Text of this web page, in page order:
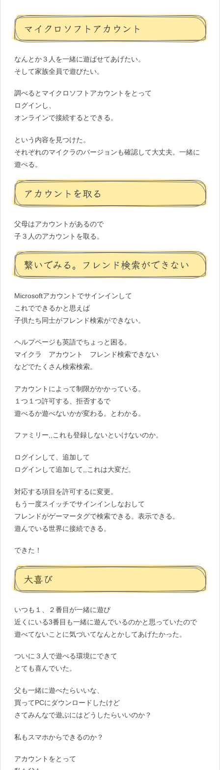
マイクロソフトアカウント
なんとか３人を一緒に遊ばせてあげたい。
そして家族全員で遊びたい。
調べるとマイクロソフトアカウントをとって
ログインし、
オンラインで接続するとできる。
という内容を見つけた。
それぞれのマイクラのバージョンも確認して大丈夫。一緒に
遊べる。
アカウントを取る
父母はアカウントがあるので
子３人のアカウントを取る。
繋いでみる。フレンド検索ができない
Microsoftアカウントでサインインして
これでできるかと思えば
子供たち同士がフレンド検索ができない。
ヘルプページも英語でちょっと困る。
マイクラ アカウント フレンド検索できない
などでたくさん検索検索。
アカウントによって制限がかかっている。
１つ１つ許可する、拒否するで
遊べるか遊べないかが変わる。とわかる。
ファミリー,,これも登録しないといけないのか。
ログインして、追加して
ログインして追加して,,これは大変だ。
対応する項目を許可するに変更。
もう一度スイッチでサインインしなおして
フレンドがゲーマータグで検索できる。表示できる。
遊んでいる世界に接続できる。
できた！
大喜び
いつも１、２番目が一緒に遊び
近くにいる3番目も一緒に遊んでいるのかと思っていたので
遊べてないことに気づいてなんとかしてあげたかった。
ついに３人で遊べる環境にできて
とても喜んでいた。
父も一緒に遊べたらいいな、
買ってPCにダウンロードしたけど
さてみんなで遊ぶにはどうしたらいいのか？
私もスマホからできるのか？
アカウントをとって